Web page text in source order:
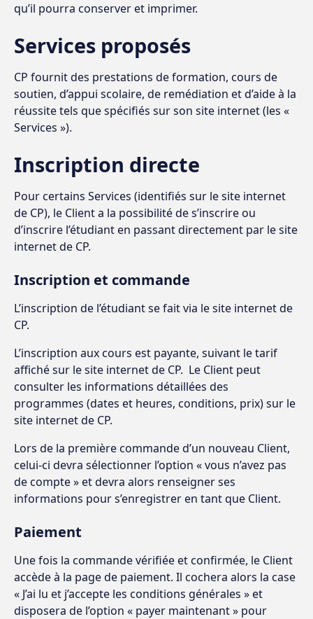
qu’il pourra conserver et imprimer.
Services proposés
CP fournit des prestations de formation, cours de
soutien, d’appui scolaire, de remédiation et d’aide à la
réussite tels que spécifiés sur son site internet (les «
Services »).
Inscription directe
Pour certains Services (identifiés sur le site internet
de CP), le Client a la possibilité de s’inscrire ou
d’inscrire l’étudiant en passant directement par le site
internet de CP.
Inscription et commande
L’inscription de l’étudiant se fait via le site internet de
CP.
L’inscription aux cours est payante, suivant le tarif
affiché sur le site internet de CP. Le Client peut
consulter les informations détaillées des
programmes (dates et heures, conditions, prix) sur le
site internet de CP.
Lors de la première commande d’un nouveau Client,
celui-ci devra sélectionner l’option « vous n’avez pas
de compte » et devra alors renseigner ses
informations pour s’enregistrer en tant que Client.
Paiement
Une fois la commande vérifiée et confirmée, le Client
accède à la page de paiement. Il cochera alors la case
« J’ai lu et j’accepte les conditions générales » et
disposera de l’option « payer maintenant » pour